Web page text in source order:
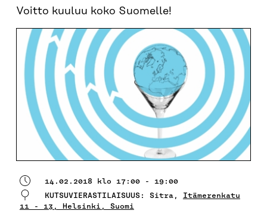
Voitto kuuluu koko Suomelle!
14.02.2018 klo 17:00 - 19:00
KUTSUVIERASTILAISUUS: Sitra, Itämerenkatu
11 - 13, Helsinki, Suomi